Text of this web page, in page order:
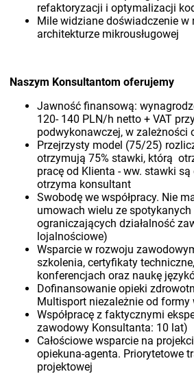
refaktoryzacji i optymalizacji
Mile widziane doświadczenie
architekturze mikrousługowej
Naszym Konsultantom oferujemy
Jawność finansową:
120- 140 PLN/h netto + VAT
podwykonawczej, w zależności
Przejrzysty model (75/25)
otrzymują 75% stawki, którą
pracę od Klienta - ww. stawki
otrzyma konsultant
Swobodę we współpracy. Nie
umowach wielu ze
ograniczających działalność
lojalnościowe)
Wsparcie w rozwoju
szkolenia, certyfikaty
konferencjach oraz naukę
Dofinansowanie opieki
Multisport niezależnie od formy
Współpracę z faktycznymi
zawodowy Konsultanta: 10 lat)
Całościowe wsparcie na
opiekuna-agenta. Priorytetowe
projektowej